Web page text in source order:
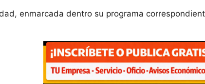
enmarcada dentro su programa